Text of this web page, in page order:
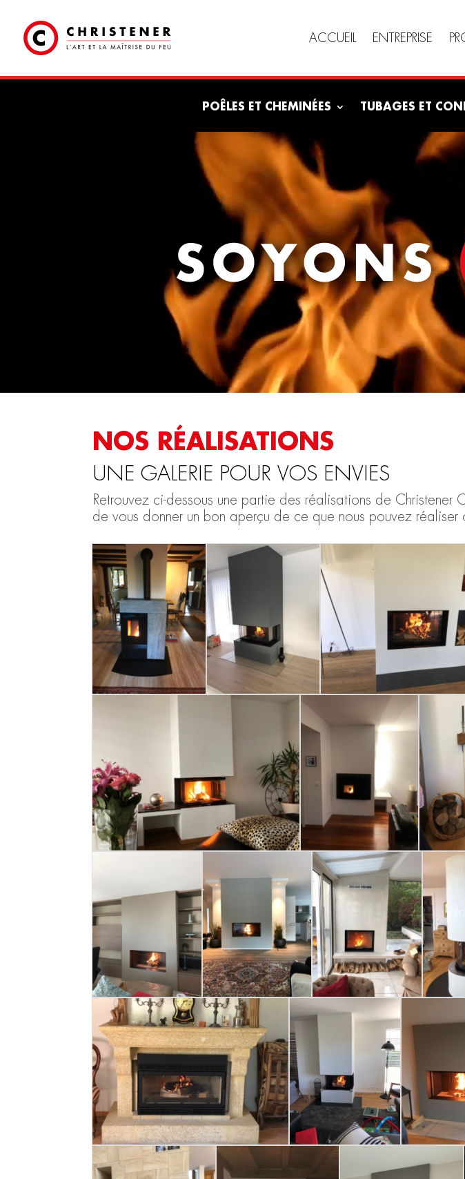
ACCUEIL ENTREPRISE
POÊLES ET CHEMINÉES TUBAGES ET
NOS RÉALISATIONS
UNE GALERIE POUR VOS ENVIES
Retrouvez ci-dessous une partie des réalisations de
de vous donner un bon aperçu de ce que nous pouvez réaliser